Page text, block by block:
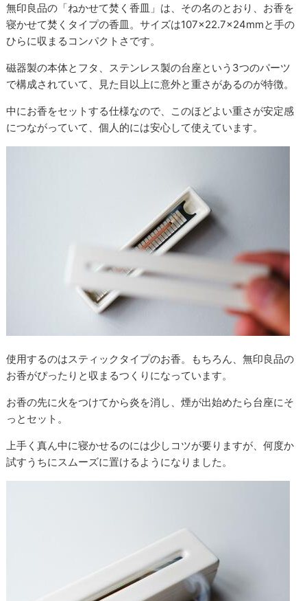
無印良品の「ねかせて焚く香皿」は、その名のとおり、お香を
寝かせて焚くタイプの香皿。サイズは107×22.7×24mmと手の
ひらに収まるコンパクトさです。
磁器製の本体とフタ、ステンレス製の台座という3つのパーツ
で構成されていて、見た目以上に意外と重さがあるのが特徴。
中にお香をセットする仕様なので、このほどよい重さが安定感
につながっていて、個人的には安心して使えています。
使用するのはスティックタイプのお香。もちろん、無印良品の
お香がぴったりと収まるつくりになっています。
お香の先に火をつけてから炎を消し、煙が出始めたら台座にそ
っとセット。
上手く真ん中に寝かせるのには少しコツが要りますが、何度か
試すうちにスムーズに置けるようになりました。